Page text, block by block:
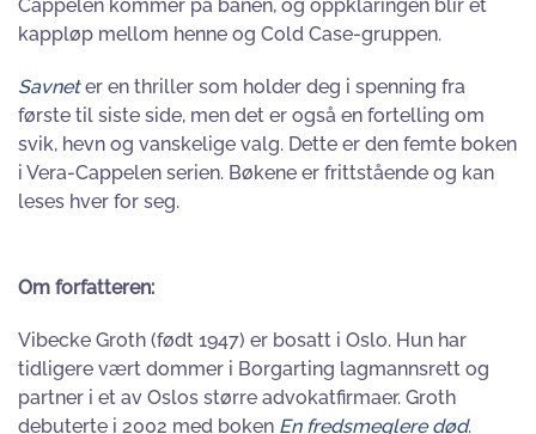
Cappelen kommer på banen, og oppklaringen blir et
kappløp mellom henne og Cold Case-gruppen.
Savneter en thriller som holder deg i spenning fra
første til siste side, men det er også en fortelling om
svik, hevn og vanskelige valg. Dette er den femte boken
i Vera-Cappelen serien. Bøkene er frittstående og kan
leses hver for seg.
Om forfatteren:
Vibecke Groth (født 1947) er bosatt i Oslo. Hun har
tidligere vært dommer i Borgarting lagmannsrett og
partner i et av Oslos større advokatfirmaer. Groth
debuterte i 2002 med boken En fredsmeglere død.